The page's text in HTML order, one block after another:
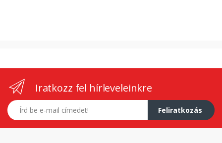
Iratkozz fel hírleveleinkre
E-mail címed
Feliratkozás